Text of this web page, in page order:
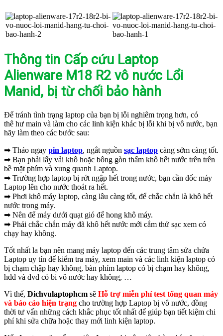
Thông tin Cấp cứu Laptop
Alienware M18 R2 vô nước Lổi
Manid, bị từ chối bảo hành
Để tránh tình trạng laptop của bạn bị lỗi nghiêm trọng hơn, có
thê hư main và làm cho các linh kiện khác bị lỗi khi bị vô nước, bạn
hãy làm theo các bước sau:
➡ Tháo ngay pin laptop, ngắt nguồn sạc laptop càng sớm càng tốt.
➡ Bạn phải lấy vải khô hoặc bông gòn thấm khô hết nước trên trên
bề mặt phím và xung quanh Laptop.
➡ Trường hợp laptop bị rớt ngập hết trong nước, bạn cần dốc máy
Laptop lên cho nước thoát ra hết.
➡ Phơi khô máy laptop, càng lâu càng tốt, để chắc chắn là khô hết
nước trong máy.
➡ Nên để máy dưới quạt gió để hong khô máy.
➡ Phải chắc chắn máy đã khô hết nước mới cắm thử sạc xem có
chạy hay không.
Tốt nhất la bạn nên mang máy laptop đến các trung tâm sửa chửa
Laptop uy tín để kiểm tra máy, xem main và các linh kiện laptop có
bị chạm chập hay không, bàn phím laptop có bị chạm hay không,
hdd và dvd có bi vô nước hay không, …
Vì thế, Dichvulaptophcm sẽ Hỗ trợ miễn phí test tổng quan máy
và báo cáo hiện trạng cho trường hợp Laptop bị vô nước, đồng
thời tư vấn những cách khắc phục tốt nhất để giúp bạn tiết kiệm chi
phí khi sửa chữa hoặc thay mới linh kiện laptop.